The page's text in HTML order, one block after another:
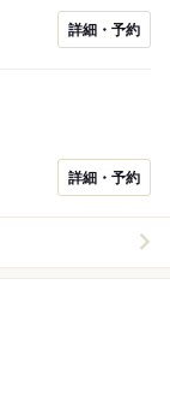
詳細・予約
詳細・予約